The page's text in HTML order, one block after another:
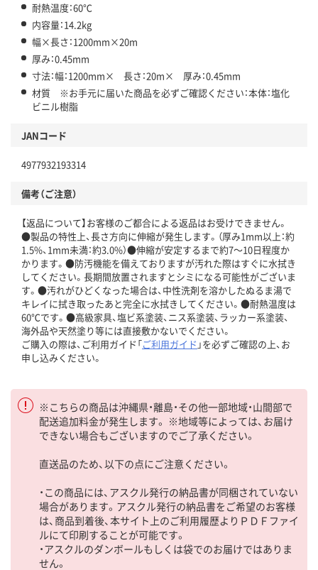
耐熱温度：60℃
内容量：14.2kg
幅×長さ：1200mm×20m
厚み：0.45mm
寸法：幅：1200mm× 長さ：20m× 厚み：0.45mm
材質 ※お手元に届いた商品を必ずご確認ください：本体：塩化
ビニル樹脂
JANコード
4977932193314
備考（ご注意）
【返品について】お客様のご都合による返品はお受けできません。
●製品の特性上、長さ方向に伸縮が発生します。（厚み1mm以上：約
1.5%、1mm未満：約3.0%）●伸縮が安定するまで約7～10日程度か
かります。●防汚機能を備えておりますが汚れた際はすぐに水拭き
してください。長期間放置されますとシミになる可能性がございま
す。●汚れがひどくなった場合は、中性洗剤を溶かしたぬるま湯で
キレイに拭き取ったあと完全に水拭きしてください。●耐熱温度は
60℃です。●高級家具、塩ビ系塗装、ニス系塗装、ラッカー系塗装、
海外品や天然塗り等には直接敷かないでください。
ご購入の際は、ご利用ガイド「ご利用ガイド 」を必ずご確認の上、お
申し込みください。
※こちらの商品は沖縄県・離島・その他一部地域・山間部で
配送追加料金が発生します。 ※地域等によっては、お届け
できない場合もございますのでご了承ください。
直送品のため、以下の点にご注意ください。
・この商品には、アスクル発行の納品書が同梱されていない
場合があります。アスクル発行の納品書をご希望のお客様
は、商品到着後、本サイト上のご利用履歴よりＰＤＦファイ
ルにて印刷することが可能です。
・アスクルのダンボールもしくは袋でのお届けではありま
せん。